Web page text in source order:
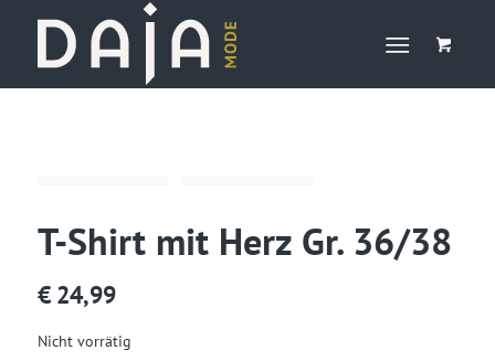
T-Shirt mit Herz Gr. 36/38
€ 24,99
Nicht vorrätig